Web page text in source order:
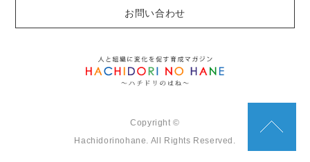
お問い合わせ
Copyright ©
Hachidorinohane. All Rights Reserved.